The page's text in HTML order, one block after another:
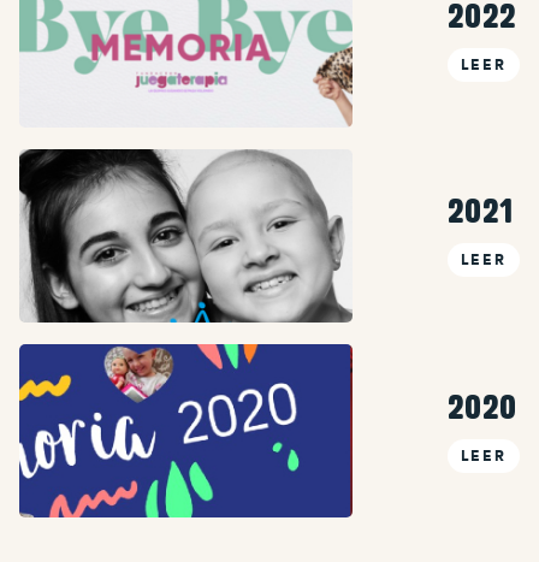
2022
LEER
2021
LEER
2020
LEER